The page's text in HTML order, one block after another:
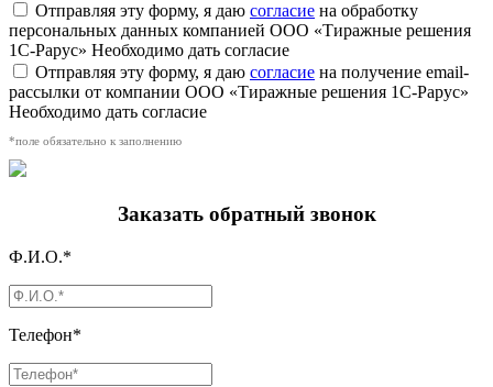
Отправляя эту форму, я даю согласие на обработку
персональных данных компанией ООО «Тиражные решения
1С-Рарус» Необходимо дать согласие
Отправляя эту форму, я даю согласие на получение email-
рассылки от компании ООО «Тиражные решения 1С-Рарус»
Необходимо дать согласие
*поле обязательно к заполнению
Заказать обратный звонок
Ф.И.О.*
Телефон*